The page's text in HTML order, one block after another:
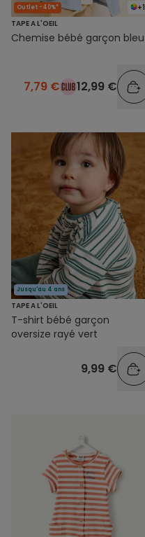
+1
Outlet -40%*
TAPE A L'OEIL
Chemise bébé garçon bleu
7,79 € 12,99 €
Jusqu'au 4 ans
TAPE A L'OEIL
T-shirt bébé garçon
oversize rayé vert
9,99 €